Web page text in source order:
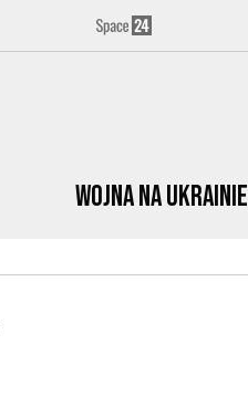
Wojna na Ukrainie